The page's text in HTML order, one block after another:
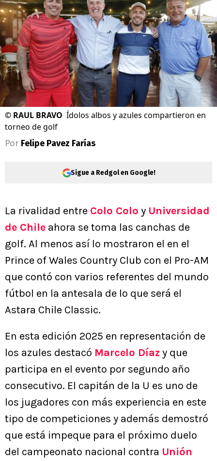
© RAUL BRAVO Ídolos albos y azules compartieron en
torneo de golf
Por Felipe Pavez Farías
Sigue a Redgol en Google!
La rivalidad entre Colo Colo y Universidad
de Chile ahora se toma las canchas de
golf. Al menos así lo mostraron el en el
Prince of Wales Country Club con el Pro-AM
que contó con varios referentes del mundo
fútbol en la antesala de lo que será el
Astara Chile Classic.
En esta edición 2025 en representación de
los azules destacó Marcelo Díaz y que
participa en el evento por segundo año
consecutivo. El capitán de la U es uno de
los jugadores con más experiencia en este
tipo de competiciones y además demostró
que está impeque para el próximo duelo
del campeonato nacional contra Unión